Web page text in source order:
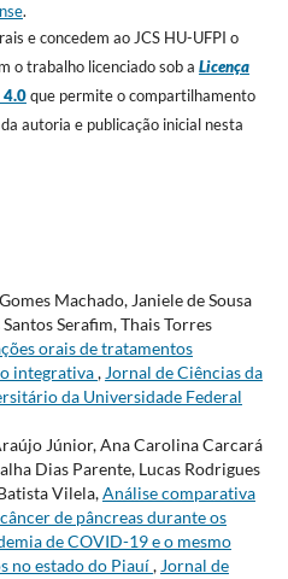
.
e concedem ao JCS HU-UFPI o
o trabalho licenciado sob a Licença
que permite o compartilhamento
autoria e publicação inicial nesta
Machado, Janiele de Sousa
Serafim, Thais Torres
orais de tratamentos
integrativa,Jornal de Ciências da
da Universidade Federal
Júnior, Ana Carolina Carcará
Dias Parente, Lucas Rodrigues
Vilela,Análise comparativa
de pâncreas durante os
de COVID-19 e o mesmo
no estado do Piauí,Jornal de